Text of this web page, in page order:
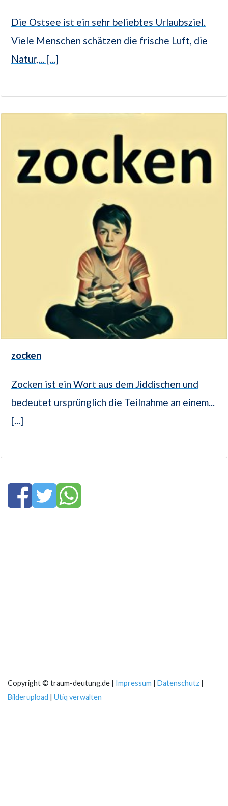
Die Ostsee ist ein sehr beliebtes Urlaubsziel.
Viele Menschen schätzen die frische Luft, die
Natur,... [...]
zocken
Zocken ist ein Wort aus dem Jiddischen und
bedeutet ursprünglich die Teilnahme an einem...
[...]
Copyright © traum-deutung.de | Impressum | Datenschutz |
Bilderupload | Utiq verwalten